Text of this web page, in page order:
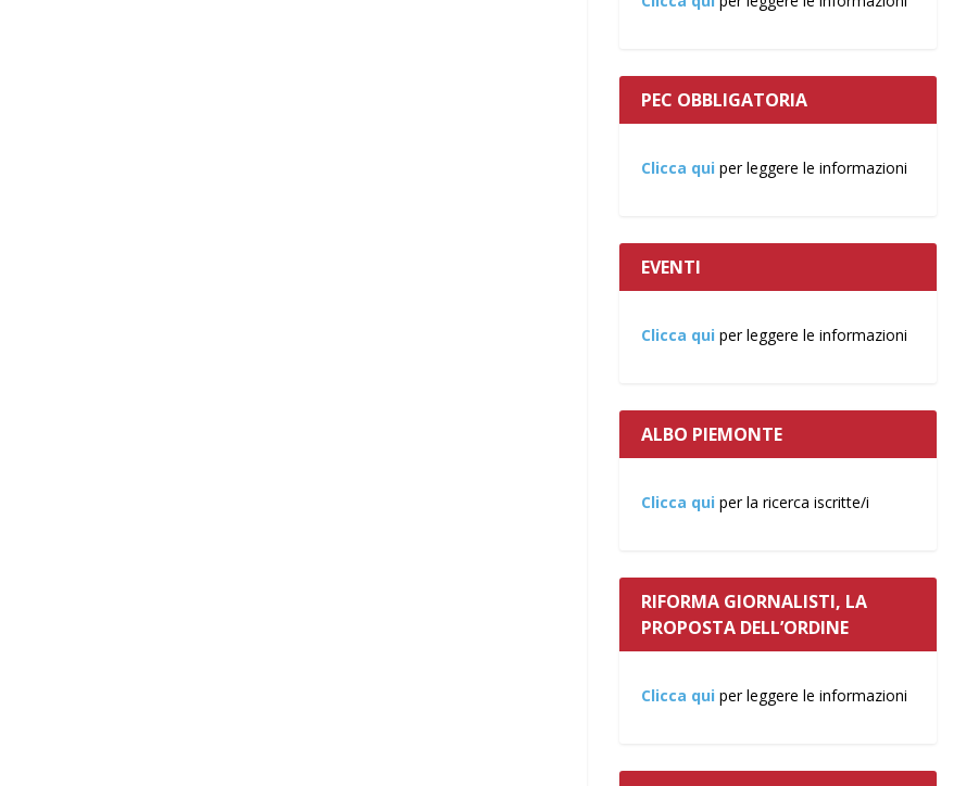
PEC OBBLIGATORIA
Clicca qui per leggere le informazioni
EVENTI
Clicca qui per leggere le informazioni
ALBO PIEMONTE
Clicca qui per la ricerca iscritte/i
RIFORMA GIORNALISTI, LA
PROPOSTA DELL’ORDINE
Clicca qui per leggere le informazioni